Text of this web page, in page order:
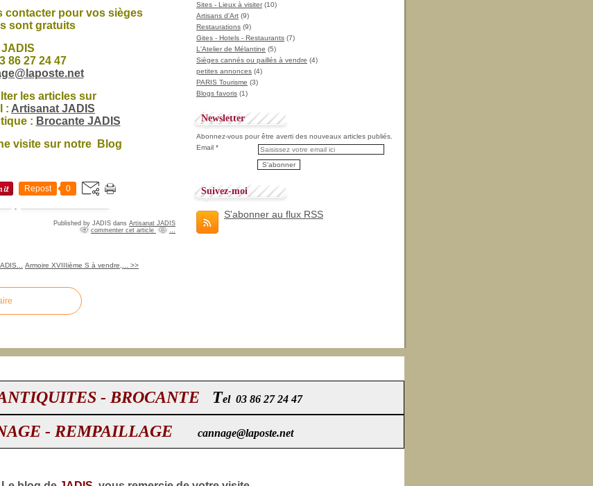
contacter pour vos sièges
sont gratuits
JADIS
86 27 24 47
les articles sur
: Artisanat JADIS
: Brocante JADIS
visite sur notre Blog
Repost 0
Published by JADIS dans Artisanat JADIS
commenter cet article
Armoire XVIIIième S à vendre,... >>
Sites - Lieux à visiter(10)
Artisans d'Art (9)
Restaurations (9)
Gites - Hotels - Restaurants (7)
L'Atelier de Mélantine (5)
Sièges cannés ou paillés à vendre (4)
petites annonces (4)
PARIS Tourisme (3)
Blogs favoris (1)
Newsletter
Abonnez-vous pour être averti des nouveaux articles publiés.
Email
Suivez-moi
S'abonner au flux RSS
- BROCANTE Tel 03 86 27 24 47
- REMPAILLAGE cannage@laposte.net